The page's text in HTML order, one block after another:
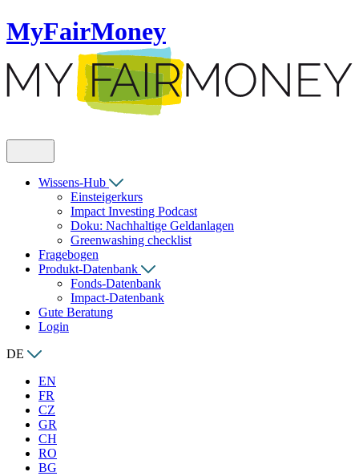
MyFairMoney
Wissens-Hub
Einsteigerkurs
Impact Investing Podcast
Doku: Nachhaltige Geldanlagen
Greenwashing checklist
Fragebogen
Produkt-Datenbank
Fonds-Datenbank
Impact-Datenbank
Gute Beratung
Login
DE
EN
FR
CZ
GR
CH
RO
BG